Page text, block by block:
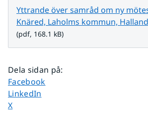
Yttrande över samråd om ny
Knäred, Laholms kommun,
(pdf, 168.1 kB)
Dela sidan på:
Dela sidan på
Facebook
Dela sidan på
LinkedIn
Dela sidan på
X